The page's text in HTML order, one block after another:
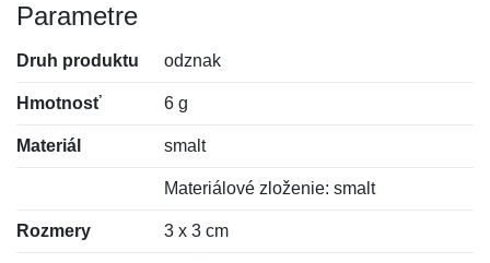
Parametre
Druh produktu odznak
Hmotnosť 6 g
Materiál smalt
Materiálové zloženie: smalt
Rozmery 3 x 3 cm